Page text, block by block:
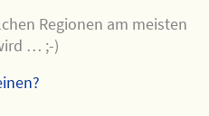
Regionen am meisten
… ;-)